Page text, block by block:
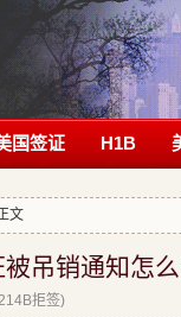
国签证 H1B
文
吊销通知怎
拒签)